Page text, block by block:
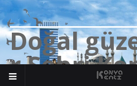
Doğalgüz
rŞehriKo